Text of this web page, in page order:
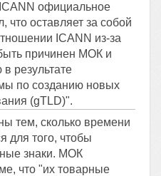
официальное
что оставляет за собой
ICANN из-за
причинен МОК и
результате
по созданию новых
(gTLD)".
тем, сколько времени
для того, чтобы
знаки. МОК
что "их товарные